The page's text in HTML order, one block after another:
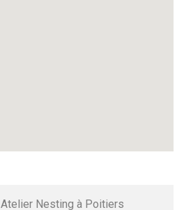
Atelier Nesting à Poitiers